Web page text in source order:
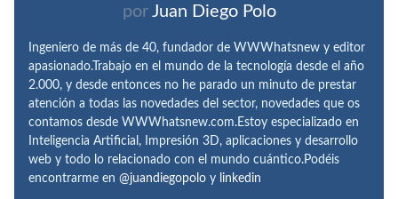
por Juan Diego Polo
Ingeniero de más de 40, fundador de WWWhatsnew y editor
apasionado.Trabajo en el mundo de la tecnología desde el año
2.000, y desde entonces no he parado un minuto de prestar
atención a todas las novedades del sector, novedades que os
contamos desde WWWhatsnew.com.Estoy especializado en
Inteligencia Artificial, Impresión 3D, aplicaciones y desarrollo
web y todo lo relacionado con el mundo cuántico.Podéis
encontrarme en @juandiegopolo y linkedin